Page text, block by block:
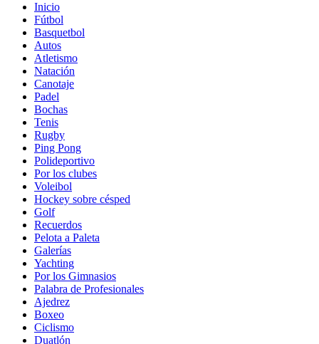
Inicio
Fútbol
Basquetbol
Autos
Atletismo
Natación
Canotaje
Padel
Bochas
Tenis
Rugby
Ping Pong
Polideportivo
Por los clubes
Voleibol
Hockey sobre césped
Golf
Recuerdos
Pelota a Paleta
Galerías
Yachting
Por los Gimnasios
Palabra de Profesionales
Ajedrez
Boxeo
Ciclismo
Duatlón